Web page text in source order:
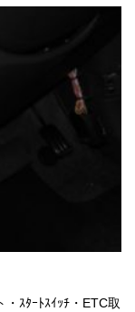
・ｽﾀｰﾄｽｲｯﾁ・ETC取